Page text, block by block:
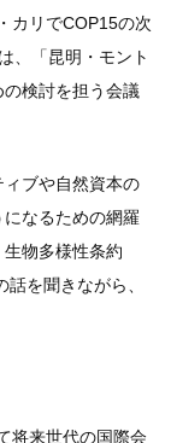
カリでCOP15の次
、「昆明・モント
検討を担う会議
ブや自然資本の
なるための網羅
物多様性条約
を聞きながら、
将来世代の国際会